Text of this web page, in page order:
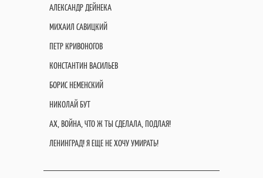
АЛЕКСАНДР ДЕЙНЕКА
МИХАИЛ САВИЦКИЙ
ПЕТР КРИВОНОГОВ
КОНСТАНТИН ВАСИЛЬЕВ
БОРИС НЕМЕНСКИЙ
НИКОЛАЙ БУТ
АХ, ВОЙНА, ЧТО Ж ТЫ СДЕЛАЛА, ПОДЛАЯ!
ЛЕНИНГРАД! Я ЕЩЕ НЕ ХОЧУ УМИРАТЬ!